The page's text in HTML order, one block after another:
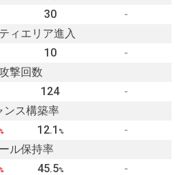
30
-
ィエリア進入
10
-
撃回数
124
-
ンス構築率
12.1 %
-
ル保持率
45.5% -